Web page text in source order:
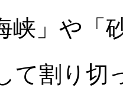
峡」や「
て割り切